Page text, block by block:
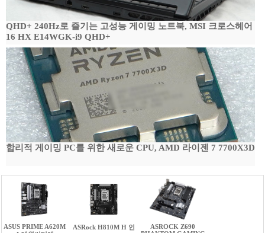
QHD+ 240Hz로 즐기는 고성능 게이밍 노트북, MSI 크로스헤어
16 HX E14WGK-i9 QHD+
합리적 게이밍 PC를 위한 새로운 CPU, AMD 라이젠 7 7700X3D